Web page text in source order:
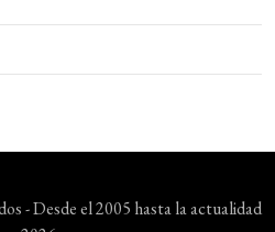
- Desde el 2005 hasta la actualidad